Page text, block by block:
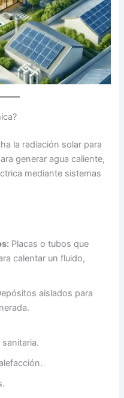
la radiación solar para
generar agua caliente,
mediante sistemas
Placas o tubos que
calentar un fluido,
aislados para